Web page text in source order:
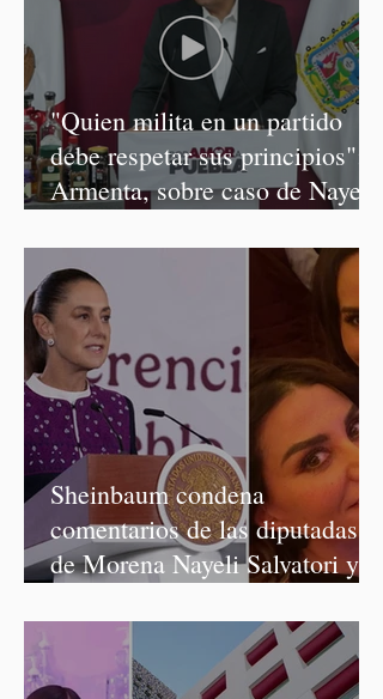
"Quien milita en un partido
debe respetar sus principios":
Armenta, sobre caso de Nayeli
Sheinbaum condena
comentarios de las diputadas
de Morena Nayeli Salvatori y